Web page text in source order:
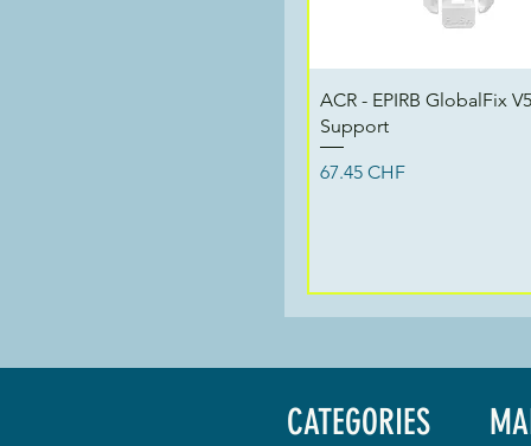
Aperçu rapide
ACR - EPIRB GlobalFix
Support
Prix
67.45 CHF
CATEGORIES